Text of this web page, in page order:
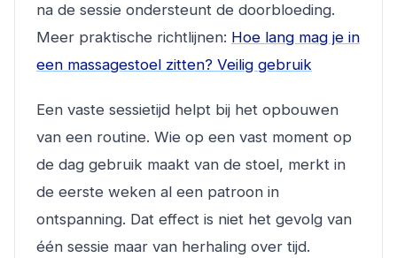
na de sessie ondersteunt de doorbloeding.
Meer praktische richtlijnen: Hoe lang mag je in
een massagestoel zitten? Veilig gebruik
Een vaste sessietijd helpt bij het opbouwen
van een routine. Wie op een vast moment op
de dag gebruik maakt van de stoel, merkt in
de eerste weken al een patroon in
ontspanning. Dat effect is niet het gevolg van
één sessie maar van herhaling over tijd.